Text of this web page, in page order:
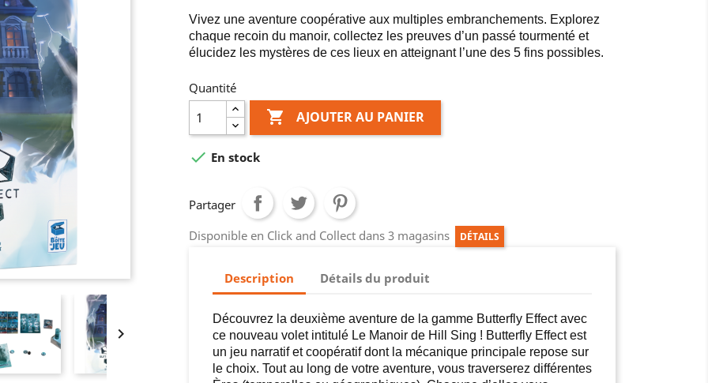

Vivez une aventure coopérative aux multiples embranchements. Explorez
chaque recoin du manoir, collectez les preuves d’un passé tourmenté et
élucidez les mystères de ces lieux en atteignant l’une des 5 fins possibles.
Quantité
 AJOUTER AU PANIER
 En stock
Partager
Disponible en Click and Collect dans 3 magasins
DÉTAILS
Description Détails du produit
Découvrez la deuxième aventure de la gamme Butterfly Effect avec
ce nouveau volet intitulé Le Manoir de Hill Sing ! Butterfly Effect est
un jeu narratif et coopératif dont la mécanique principale repose sur
le choix. Tout au long de votre aventure, vous traverserez différentes